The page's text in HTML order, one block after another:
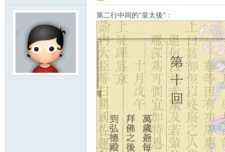
第二行中间的“皇太後”：